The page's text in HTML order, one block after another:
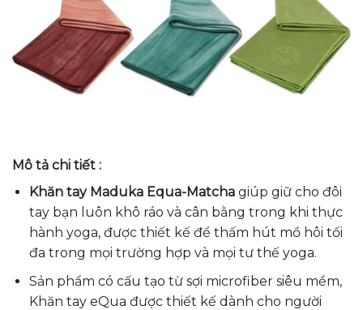
Mô tả chi tiết :
Khăn tay Maduka Equa-Matchagiúp giữ cho đôi
tay bạn luôn khô ráo và cân bằng trong khi thực
hành yoga, được thiết kế để thấm hút mồ hôi tối
đa trong mọi trường hợp và mọi tư thế yoga.
Sản phẩm có cấu tạo từ sợi microfiber siêu mềm,
Khăn tay eQua được thiết kế dành cho người